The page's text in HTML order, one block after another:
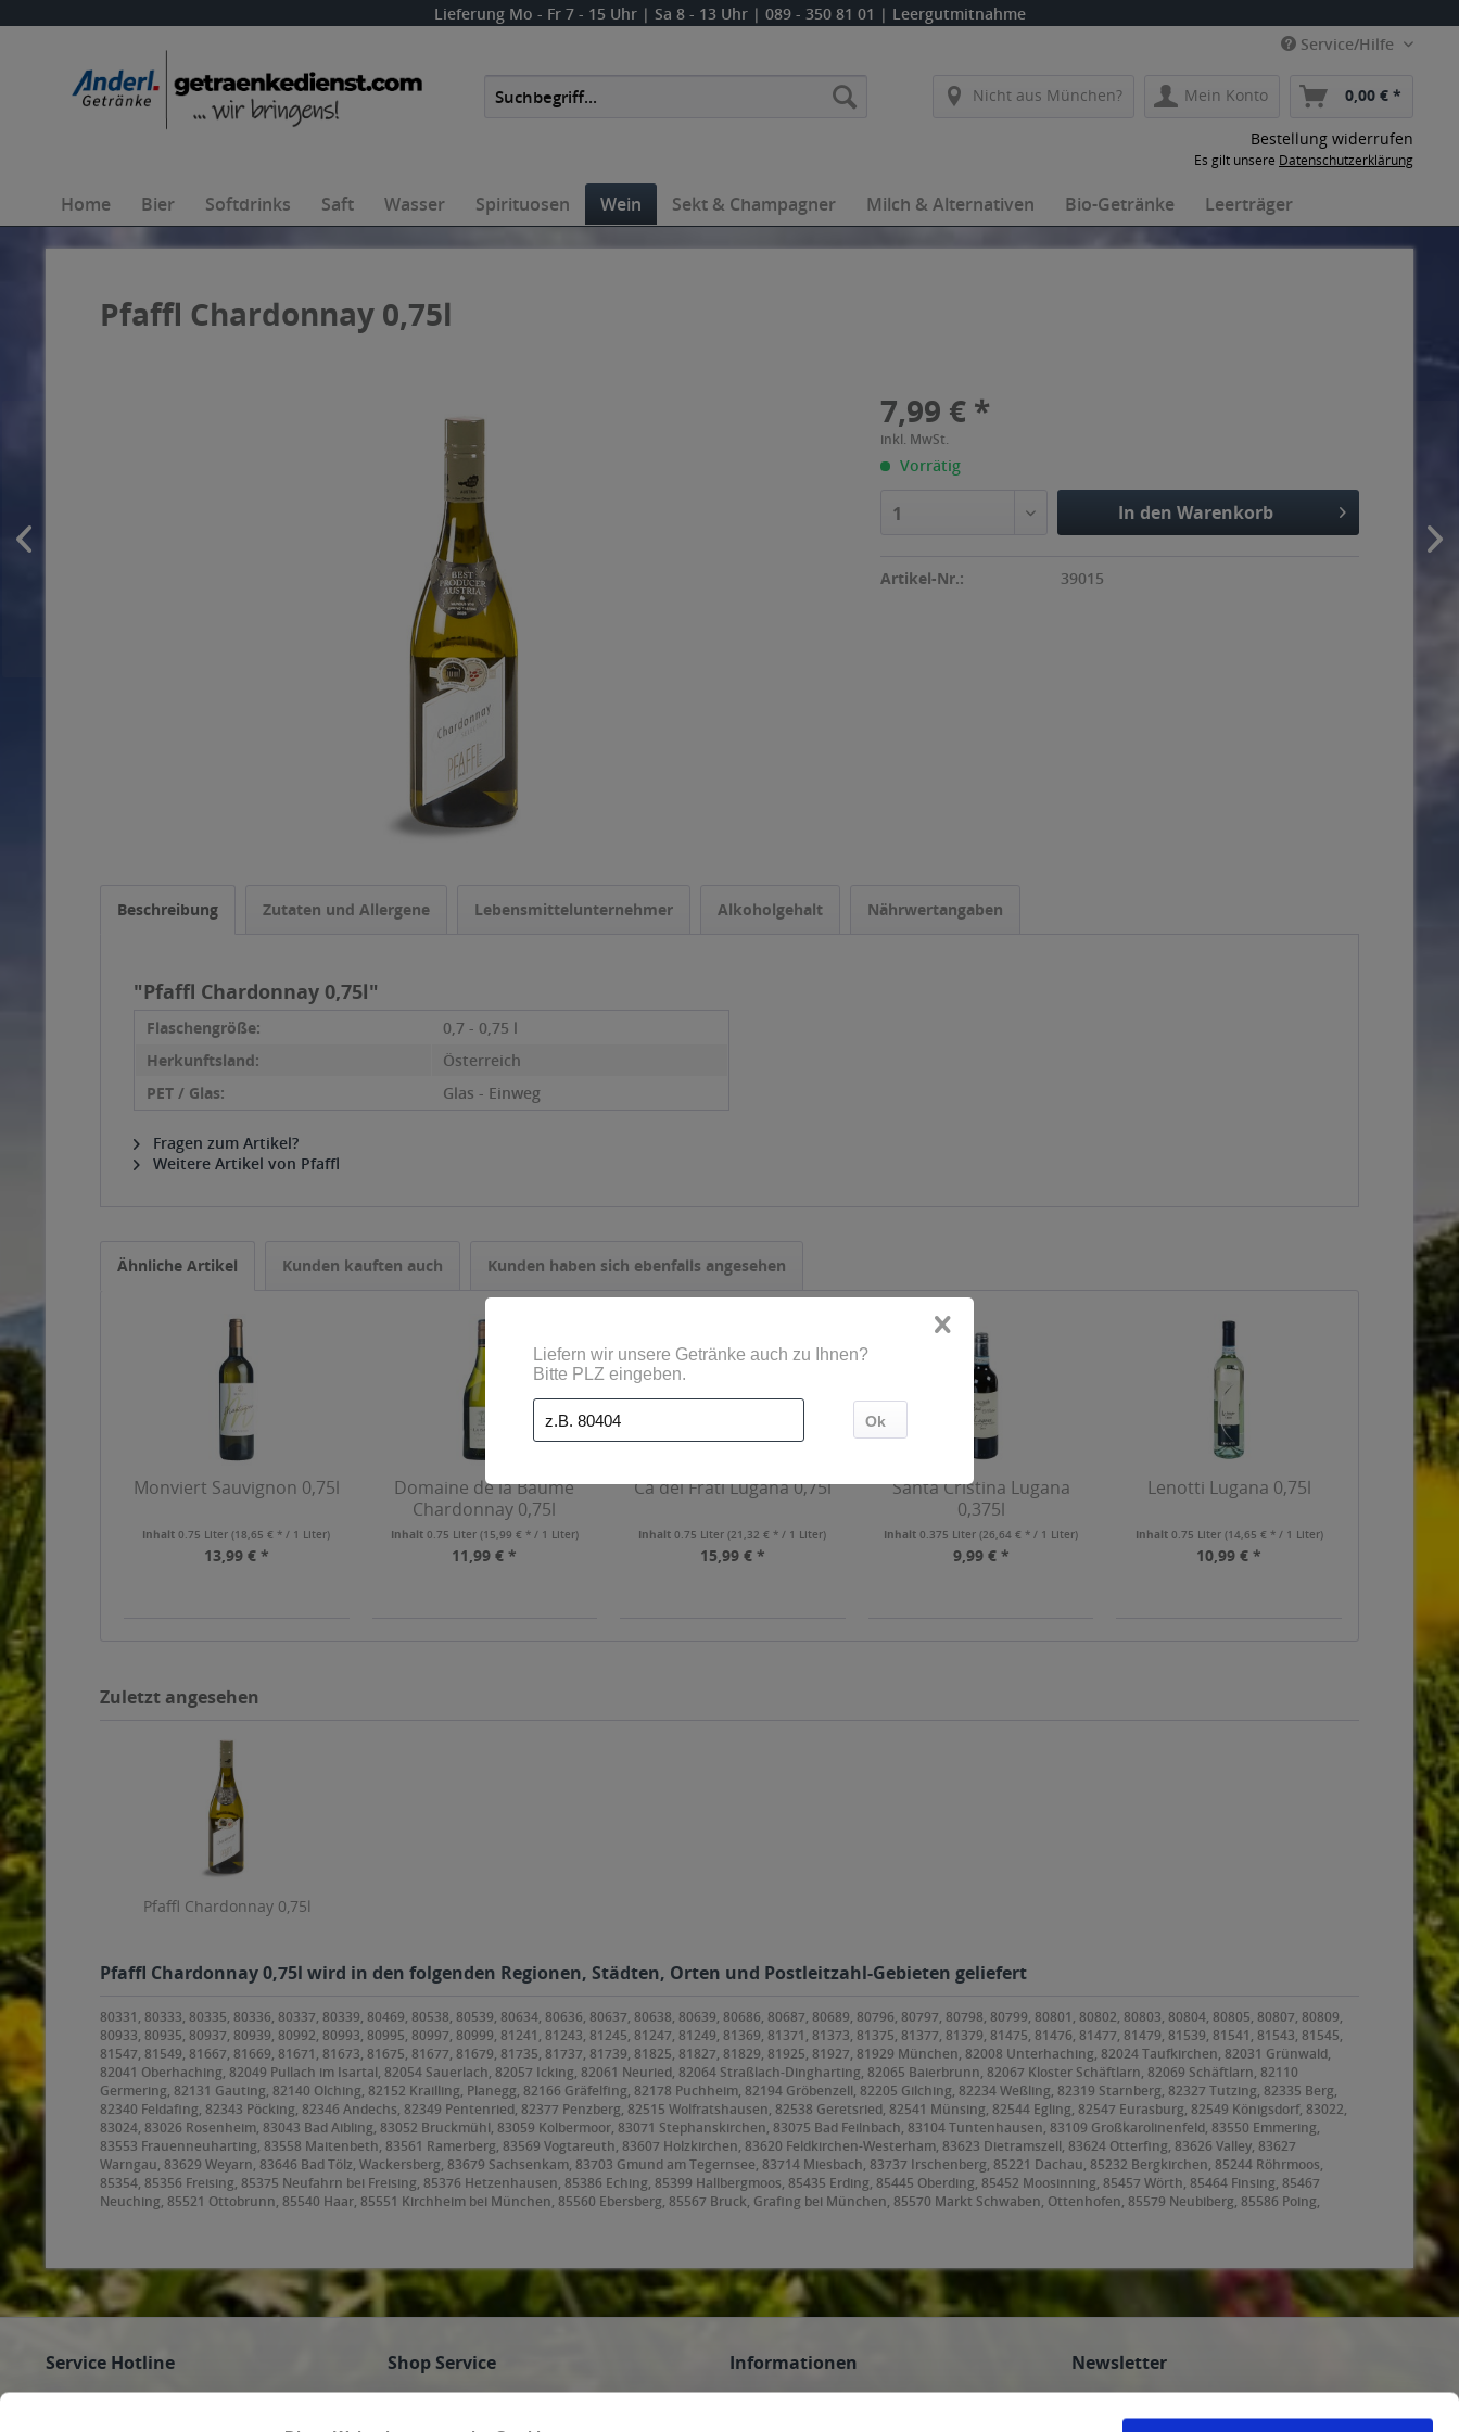
Lieferung Mo - Fr 7 - 15 Uhr | Sa 8 - 13 Uhr | 089 - 350 81 01 | Leergutmitnahme
Service/Hilfe
Nicht aus München? Mein Konto 0,00 € *
Bestellung widerrufen
Es gilt unsere Datenschutzerklärung
Home Bier Softdrinks Saft Wasser Spirituosen Wein Sekt & Champagner Milch & Alternativen Bio-Getränke Leerträger
Pfaffl Chardonnay 0,75l
7,99 € *
inkl. MwSt.
Vorrätig
1 In den Warenkorb
Artikel-Nr.: 39015
Beschreibung Zutaten und Allergene Lebensmittelunternehmer Alkoholgehalt Nährwertangaben
"Pfaffl Chardonnay 0,75l"
Flaschengröße:
0,7 - 0,75 l
Herkunftsland:
Österreich
PET / Glas:
Glas - Einweg
Fragen zum Artikel?
Weitere Artikel von Pfaffl
Ähnliche Artikel Kunden kauften auch Kunden haben sich ebenfalls angesehen
Monviert Sauvignon 0,75l
Inhalt0.75 Liter(18,65 € * / 1 Liter)
13,99 € *
Domaine de la Baume
Chardonnay 0,75l
Inhalt 0.75 Liter (15,99 € * / 1 Liter)
11,99 € *
Ca dei Frati Lugana 0,75l
Inhalt0.75 Liter(21,32 € * / 1 Liter)
15,99 € *
Santa Cristina Lugana
0,375l
Inhalt0.375 Liter(26,64 € * / 1 Liter)
9,99 € *
Lenotti Lugana 0,75l
Inhalt 0.75 Liter (14,65 € * / 1 Liter)
10,99 € *
Zuletzt angesehen
Pfaffl Chardonnay 0,75l
Pfaffl Chardonnay 0,75l wird in den folgenden Regionen, Städten, Orten und Postleitzahl-Gebieten geliefert
80331, 80333, 80335, 80336, 80337, 80339, 80469, 80538, 80539, 80634, 80636, 80637, 80638, 80639, 80686, 80687, 80689, 80796, 80797, 80798, 80799, 80801, 80802, 80803, 80804, 80805, 80807, 80809,
80933, 80935, 80937, 80939, 80992, 80993, 80995, 80997, 80999, 81241, 81243, 81245, 81247, 81249, 81369, 81371, 81373, 81375, 81377, 81379, 81475, 81476, 81477, 81479, 81539, 81541, 81543, 81545,
81547, 81549, 81667, 81669, 81671, 81673, 81675, 81677, 81679, 81735, 81737, 81739, 81825, 81827, 81829, 81925, 81927, 81929 München, 82008 Unterhaching, 82024 Taufkirchen, 82031 Grünwald,
82041 Oberhaching, 82049 Pullach im Isartal, 82054 Sauerlach, 82057 Icking, 82061 Neuried, 82064 Straßlach-Dingharting, 82065 Baierbrunn, 82067 Kloster Schäftlarn, 82069 Schäftlarn, 82110
Germering, 82131 Gauting, 82140 Olching, 82152 Krailling, Planegg, 82166 Gräfelfing, 82178 Puchheim, 82194 Gröbenzell, 82205 Gilching, 82234 Weßling, 82319 Starnberg, 82327 Tutzing, 82335 Berg,
82340 Feldafing, 82343 Pöcking, 82346 Andechs, 82349 Pentenried, 82377 Penzberg, 82515 Wolfratshausen, 82538 Geretsried, 82541 Münsing, 82544 Egling, 82547 Eurasburg, 82549 Königsdorf, 83022,
83024, 83026 Rosenheim, 83043 Bad Aibling, 83052 Bruckmühl, 83059 Kolbermoor, 83071 Stephanskirchen, 83075 Bad Feilnbach, 83104 Tuntenhausen, 83109 Großkarolinenfeld, 83550 Emmering,
83553 Frauenneuharting, 83558 Maitenbeth, 83561 Ramerberg, 83569 Vogtareuth, 83607 Holzkirchen, 83620 Feldkirchen-Westerham, 83623 Dietramszell, 83624 Otterfing, 83626 Valley, 83627
Warngau, 83629 Weyarn, 83646 Bad Tölz, Wackersberg, 83679 Sachsenkam, 83703 Gmund am Tegernsee, 83714 Miesbach, 83737 Irschenberg, 85221 Dachau, 85232 Bergkirchen, 85244 Röhrmoos,
85354, 85356 Freising, 85375 Neufahrn bei Freising, 85376 Hetzenhausen, 85386 Eching, 85399 Hallbergmoos, 85435 Erding, 85445 Oberding, 85452 Moosinning, 85457 Wörth, 85464 Finsing, 85467
Neuching, 85521 Ottobrunn, 85540 Haar, 85551 Kirchheim bei München, 85560 Ebersberg, 85567 Bruck, Grafing bei München, 85570 Markt Schwaben, Ottenhofen, 85579 Neubiberg, 85586 Poing,
Oberschleißheim, 85774 Unterföhring
Service Hotline
Haben Sie Fragen zu Ihrer Bestellung?
089/350 81 01
Shop Service
Firmenkunden
Informationen
AGB des Lieferanten
Newsletter
Abonnieren Sie den kostenlosen
getraenkedienst.com-Newsletter und